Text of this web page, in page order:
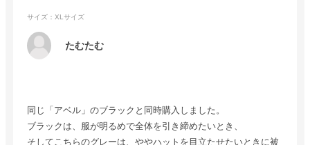
サイズ：XLサイズ
たむたむ
同じ「アベル」のブラックと同時購入しました。
ブラックは、服が明るめで全体を引き締めたいとき、
そしてこちらのグレーは、ややハットを目立たせたいときに被